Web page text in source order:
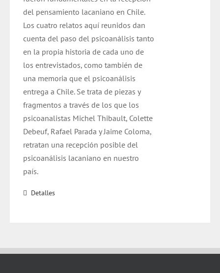
del pensamiento lacaniano en Chile.
Los cuatro relatos aquí reunidos dan
cuenta del paso del psicoanálisis tanto
en la propia historia de cada uno de
los entrevistados, como también de
una memoria que el psicoanálisis
entrega a Chile. Se trata de piezas y
fragmentos a través de los que los
psicoanalistas Michel Thibault, Colette
Debeuf, Rafael Parada y Jaime Coloma,
retratan una recepción posible del
psicoanálisis lacaniano en nuestro
país.
Detalles